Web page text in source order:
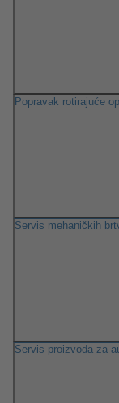
Popravak rotirajuće
Servis mehaničkih
Servis proizvoda za